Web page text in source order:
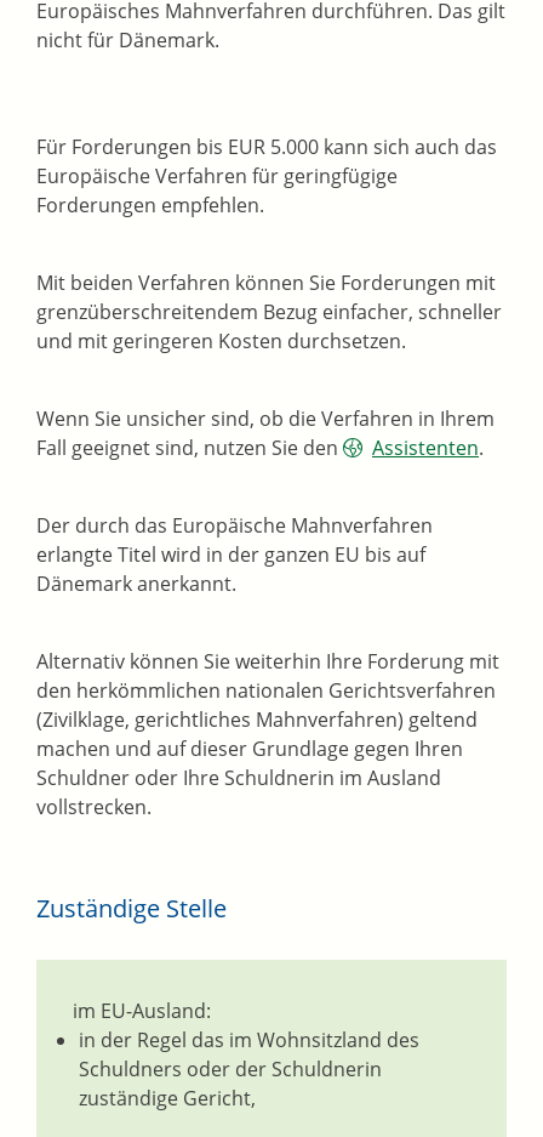
Europäisches Mahnverfahren durchführen. Das gilt
nicht für Dänemark.
Für Forderungen bis EUR 5.000 kann sich auch das
Europäische Verfahren für geringfügige
Forderungen empfehlen.
Mit beiden Verfahren können Sie Forderungen mit
grenzüberschreitendem Bezug einfacher, schneller
und mit geringeren Kosten durchsetzen.
Wenn Sie unsicher sind, ob die Verfahren in Ihrem
Fall geeignet sind, nutzen Sie den
Assistenten.
Der durch das Europäische Mahnverfahren
erlangte Titel wird in der ganzen EU bis auf
Dänemark anerkannt.
Alternativ können Sie weiterhin Ihre Forderung mit
den herkömmlichen nationalen Gerichtsverfahren
(Zivilklage, gerichtliches Mahnverfahren) geltend
machen und auf dieser Grundlage gegen Ihren
Schuldner oder Ihre Schuldnerin im Ausland
vollstrecken.
Zuständige Stelle
im EU-Ausland:
in der Regel das im Wohnsitzland des
Schuldners oder der Schuldnerin
zuständige Gericht,